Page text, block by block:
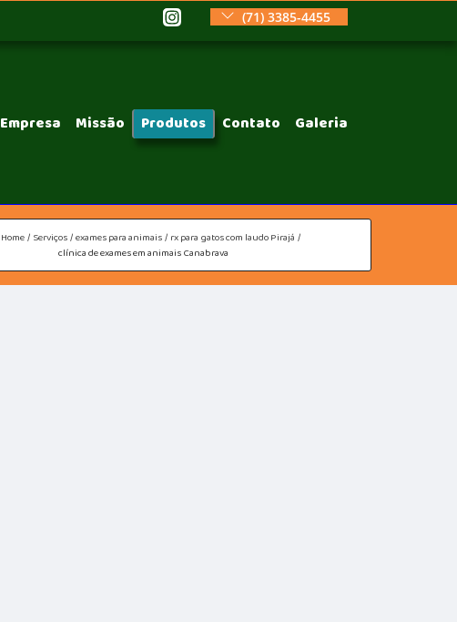
(71) 3385-4455
Empresa Missão Produtos Contato Galeria
Home Serviços exames para animais rx para gatos com laudo Pirajá
clínica de exames em animais Canabrava